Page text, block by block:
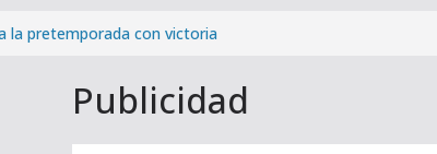
la pretemporada con victoria
victoria de la pretemporada
del Sol: cómo y cuándo
Publicidad